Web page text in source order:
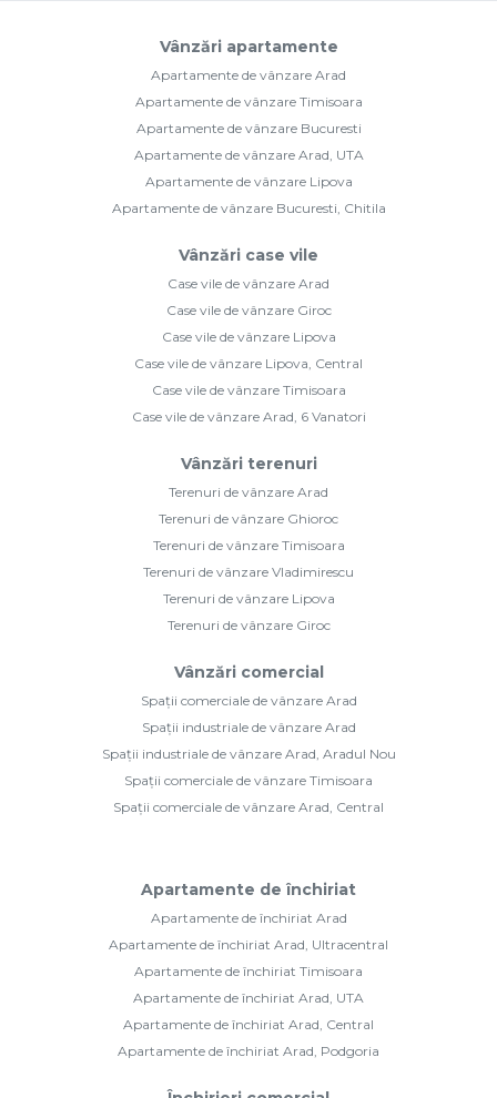
Vânzări apartamente
Apartamente de vânzare Arad
Apartamente de vânzare Timisoara
Apartamente de vânzare Bucuresti
Apartamente de vânzare Arad, UTA
Apartamente de vânzare Lipova
Apartamente de vânzare Bucuresti, Chitila
Vânzări case vile
Case vile de vânzare Arad
Case vile de vânzare Giroc
Case vile de vânzare Lipova
Case vile de vânzare Lipova, Central
Case vile de vânzare Timisoara
Case vile de vânzare Arad, 6 Vanatori
Vânzări terenuri
Terenuri de vânzare Arad
Terenuri de vânzare Ghioroc
Terenuri de vânzare Timisoara
Terenuri de vânzare Vladimirescu
Terenuri de vânzare Lipova
Terenuri de vânzare Giroc
Vânzări comercial
Spații comerciale de vânzare Arad
Spații industriale de vânzare Arad
Spații industriale de vânzare Arad, Aradul Nou
Spații comerciale de vânzare Timisoara
Spații comerciale de vânzare Arad, Central
Apartamente de închiriat
Apartamente de închiriat Arad
Apartamente de închiriat Arad, Ultracentral
Apartamente de închiriat Timisoara
Apartamente de închiriat Arad, UTA
Apartamente de închiriat Arad, Central
Apartamente de închiriat Arad, Podgoria